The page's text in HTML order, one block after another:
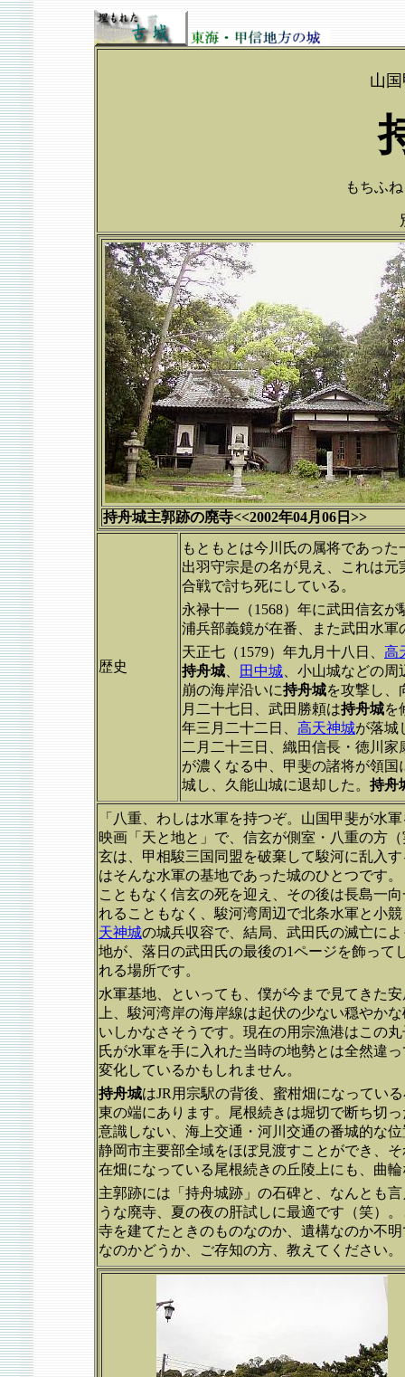
山
もちふ
持舟城主郭跡の廃寺<<2002年04月06日>>
歴史
もともとは今川氏の属将であっ
出羽守宗是の名が見え、これは
合戦で討ち死にしている。
永禄十一（1568）年に武田信玄
浦兵部義鏡が在番、また武田水
天正七（1579）年九月十八日、 高
持舟城
田中城 、小山城などの
崩の海岸沿いに持舟城を攻撃し、
月二十七日、武田勝頼は持舟城を
年三月二十二日、 高天神城が落城
二月二十三日、織田信長・徳川
が濃くなる中、甲斐の諸将が領
城し、久能山城に退却した。 持舟
「八重、わしは水軍を持つぞ。山国甲斐が水
映画「天と地と」で、信玄が側室・八重の方
玄は、甲相駿三国同盟を破棄して駿河に乱入
はそんな水軍の基地であった城のひとつです
こともなく信玄の死を迎え、その後は長島一
れることもなく、駿河湾周辺で北条水軍と小
天神城の城兵収容で、結局、武田氏の滅亡に
地が、落日の武田氏の最後の1ページを飾っ
れる場所です。
水軍基地、といっても、僕が今まで見てきた
上、駿河湾岸の海岸線は起伏の少ない穏やか
いしかなさそうです。現在の用宗漁港はこの
氏が水軍を手に入れた当時の地勢とは全然違
変化しているかもしれません。
持舟城はJR用宗駅の背後、蜜柑畑になってい
東の端にあります。尾根続きは堀切で断ち切
意識しない、海上交通・河川交通の番城的な
静岡市主要部全域をほぼ見渡すことができ、
在畑になっている尾根続きの丘陵上にも、曲
主郭跡には「持舟城跡」の石碑と、なんとも
うな廃寺、夏の夜の肝試しに最適です（笑）
寺を建てたときのものなのか、遺構なのか不
なのかどうか、ご存知の方、教えてください。